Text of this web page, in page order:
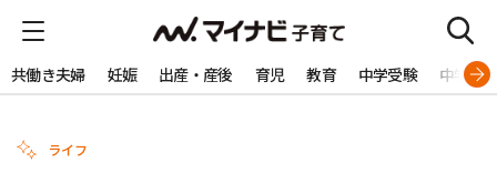
共働き夫婦 妊娠 出産・産後 育児 教育 中学受験 中学生
ライフ